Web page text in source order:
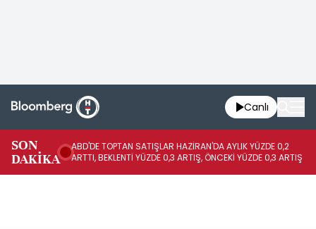
Canlı
SON
DAKİKA
ABD'DE TOPTAN SATIŞLAR HAZİRAN'DA AYLIK YÜZDE 0,2
ARTTI, BEKLENTİ YÜZDE 0,3 ARTIŞ, ÖNCEKİ YÜZDE 0,3 ARTIŞ